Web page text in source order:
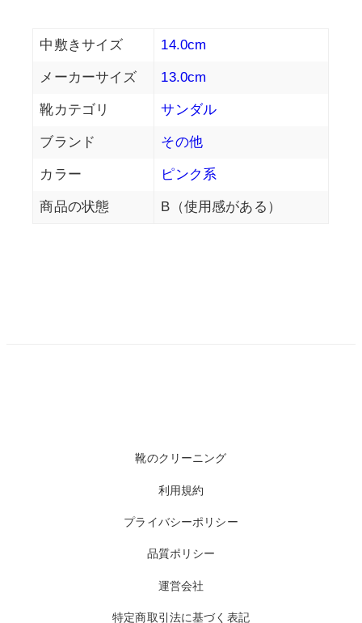
中敷きサイズ 14.0cm
メーカーサイズ 13.0cm
靴カテゴリ サンダル
ブランド その他
カラー ピンク系
商品の状態 B（使用感がある）
靴のクリーニング
利用規約
プライバシーポリシー
品質ポリシー
運営会社
特定商取引法に基づく表記